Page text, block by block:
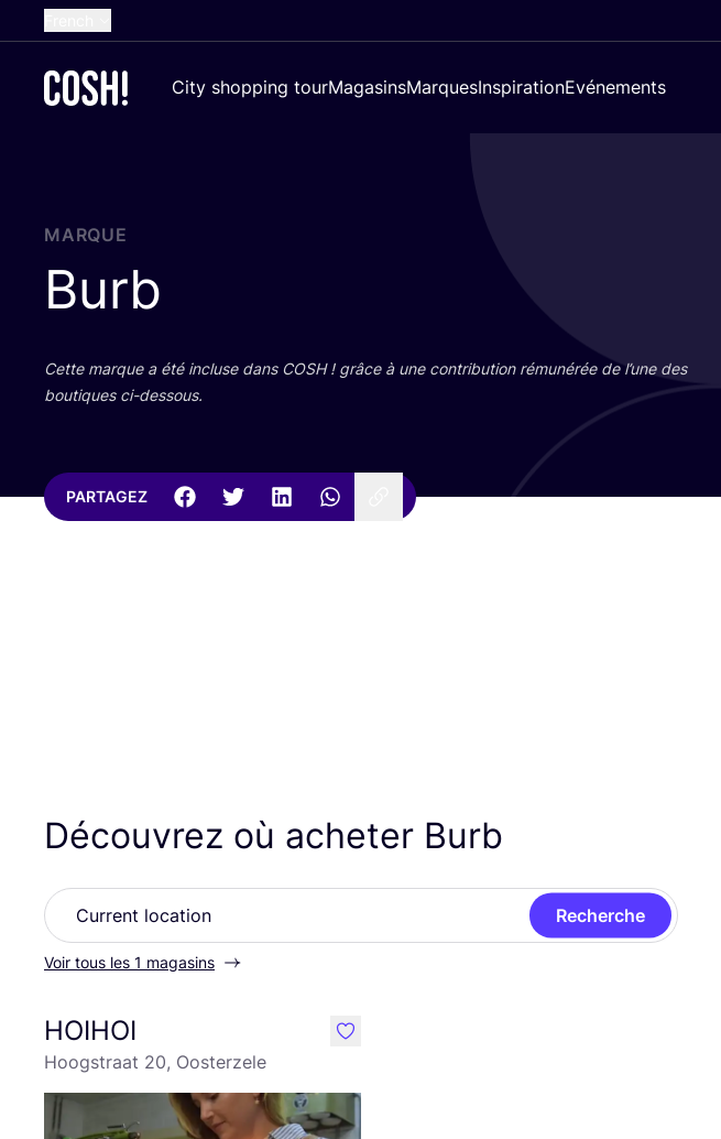
Dutch
Croatian
City shopping tourMagasinsMarquesInspirationEvénements
MARQUE
Burb
Cette marque a été incluse dans COSH! grâce à une contri­bu­tion rému­né­rée de l’une des
bou­tiques ci-dessous.
PARTAGEZ
Découvrez où acheter Burb
Recherche
Voir tous les 1 magasins
HOIHOI
Hoogstraat 20, Oosterzele
like